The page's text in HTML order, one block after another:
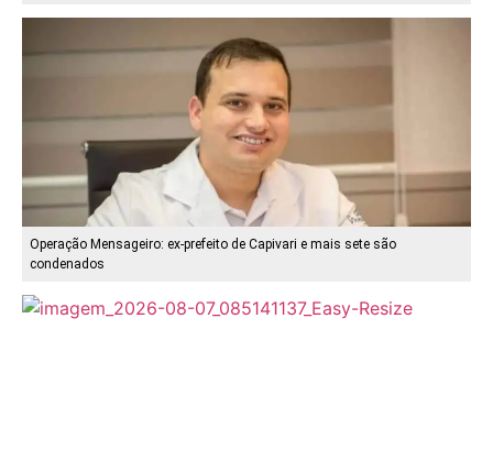
Operação Mensageiro: ex-prefeito de Capivari e mais sete são
condenados